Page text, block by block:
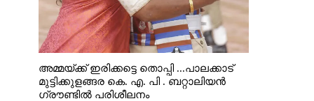
അമ്മയ്ക്ക് ഇരിക്കട്ടെ തൊപ്പി ...പാലക്കാട്
മുട്ടിക്കുളങ്ങര കെ. എ. പി . ബറ്റാലിയൻ
ഗ്രൗണ്ടിൽ പരിശീലനം